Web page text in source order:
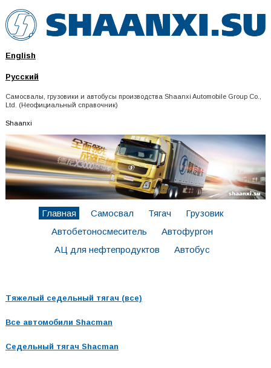
English
Русский
Самосвалы, грузовики и автобусы производства Shaanxi Automobile Group Co.,
Ltd. (Неофициальный справочник)
Shaanxi
Главная Самосвал Тягач
Грузовик
Автобетоносмеситель
Автофургон
АЦ для нефтепродуктов
Автобус
Тяжелый седельный тягач (все)
Все автомобили Shacman
Седельный тягач Shacman